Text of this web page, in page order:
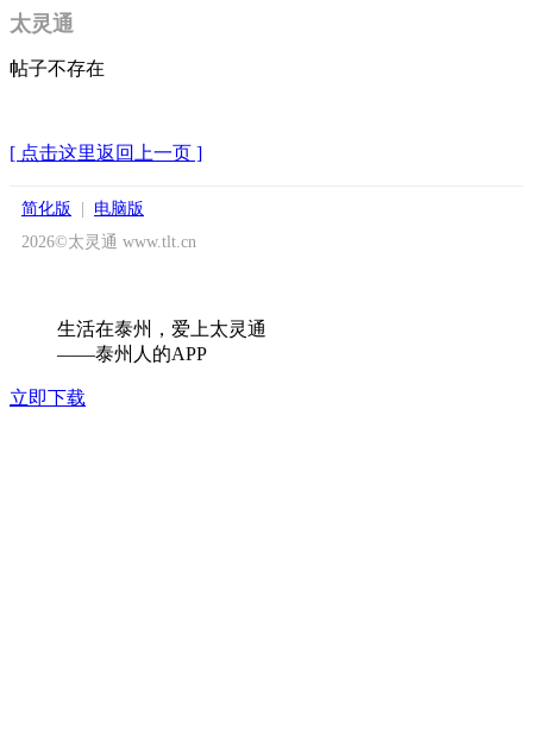
太灵通
帖子不存在
[ 点击这里返回上一页 ]
简化版
电脑版
2026©太灵通 www.tlt.cn
生活在泰州，爱上太灵通
——泰州人的APP
立即下载